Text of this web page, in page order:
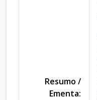
Resumo /
Ementa: